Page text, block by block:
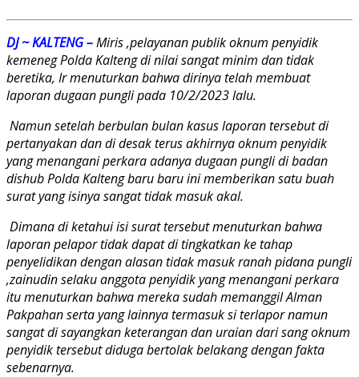
DJ ~ KALTENG –Miris ,pelayanan publik oknum penyidik
kemeneg Polda Kalteng di nilai sangat minim dan tidak
beretika, Ir menuturkan bahwa dirinya telah membuat
laporan dugaan pungli pada 10/2/2023 lalu.
Namun setelah berbulan bulan kasus laporan tersebut di
pertanyakan dan di desak terus akhirnya oknum penyidik
yang menangani perkara adanya dugaan pungli di badan
dishub Polda Kalteng baru baru ini memberikan satu buah
surat yang isinya sangat tidak masuk akal.
Dimana di ketahui isi surat tersebut menuturkan bahwa
laporan pelapor tidak dapat di tingkatkan ke tahap
penyelidikan dengan alasan tidak masuk ranah pidana pungli
,zainudin selaku anggota penyidik yang menangani perkara
itu menuturkan bahwa mereka sudah memanggil Alman
Pakpahan serta yang lainnya termasuk si terlapor namun
sangat di sayangkan keterangan dan uraian dari sang oknum
penyidik tersebut diduga bertolak belakang dengan fakta
sebenarnya.